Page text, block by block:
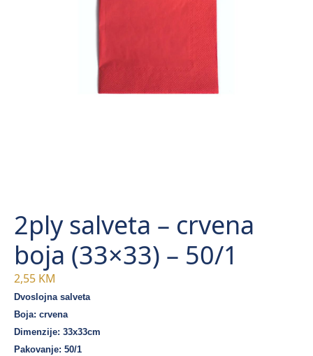
2ply salveta – crvena
boja (33×33) – 50/1
2,55 KM
Dvoslojna salveta
Boja: crvena
Dimenzije: 33x33cm
Pakovanje: 50/1